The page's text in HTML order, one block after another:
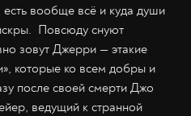
вообще всё и куда души
Повсюду снуют
зовут Джерри — этакие
которые ко всем добры и
после своей смерти Джо
ведущий к странной